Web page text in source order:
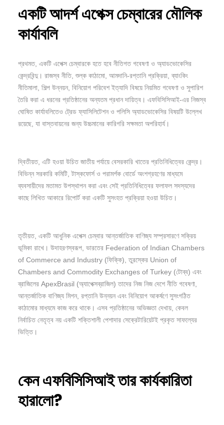
একটিআদর্শএপেক্সচেম্বারেরমৌলিক
কার্যাবলি
প্রথমত, একটি এপেক্স চেম্বারকে হতে হবে নীতিগত গবেষণা ও অ্যাডভোকেসির
কেন্দ্রবিন্দু। রাজস্ব নীতি, শুল্ক কাঠামো, আমদানি-রপ্তানি প্রক্রিয়া, ব্যাংকিং
নীতিমালা, শিল্প উন্নয়ন, বিনিয়োগ পরিবেশ ইত্যাদি বিষয়ে নিয়মিত গবেষণা ও সুপারিশ
তৈরি করা এ ধরনের প্রতিষ্ঠানের অন্যতম প্রধান দায়িত্ব। এফবিসিসিআই-এর নিজস্ব
ঘোষিত কার্যাবলিতেও ট্রেড ফ্যাসিলিটেশন ও পলিসি অ্যাডভোকেসির বিষয়টি উল্লেখ
রয়েছে, যা বাস্তবায়নের জন্য উচ্চমানের কারিগরি সক্ষমতা অপরিহার্য।
দ্বিতীয়ত, এটি হওয়া উচিত জাতীয় পর্যায়ে বেসরকারি খাতের প্রতিনিধিত্বের কেন্দ্র।
বিভিন্ন সরকারি কমিটি, টাস্কফোর্স ও পরামর্শক বোর্ডে অংশগ্রহণের মাধ্যমে
ব্যবসায়ীদের মতামত উপস্থাপন করা এবং সেই প্রতিনিধিত্বের ফলাফল সদস্যদের
কাছে লিখিত আকারে রিপোর্ট করা একটি সুসংহত প্রক্রিয়া হওয়া উচিত।
তৃতীয়ত, একটি আধুনিক এপেক্স চেম্বার আন্তর্জাতিক বাণিজ্য সম্প্রসারণে সক্রিয়
ভূমিকা রাখে। উদাহরণস্বরূপ, ভারতের Federation of Indian Chambers
of Commerce and Industry (ফিক্কি), তুরস্কের Union of
Chambers and Commodity Exchanges of Turkey (টোব্ব) এবং
ব্রাজিলের ApexBrasil (অ্যাপেক্সব্রাজিল) তাদের নিজ নিজ দেশে নীতি গবেষণা,
আন্তর্জাতিক বাণিজ্য মিশন, রপ্তানি উন্নয়ন এবং বিনিয়োগ আকর্ষণে সুসংগঠিত
কাঠামোর মাধ্যমে কাজ করে থাকে। এসব প্রতিষ্ঠানের অভিজ্ঞতা দেখায়, কেবল
নির্বাচিত নেতৃত্ব নয় একটি শক্তিশালী পেশাদার সেক্রেটারিয়েটই প্রকৃত সাফল্যের
ভিত্তি।
কেনএফবিসিসিআইতারকার্যকারিতা
হারালো?